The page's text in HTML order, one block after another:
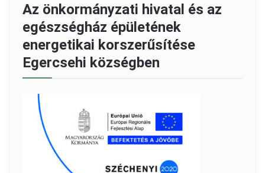
Az önkormányzati hivatal és az
egészségház épületének
energetikai korszerűsítése
Egercsehi községben